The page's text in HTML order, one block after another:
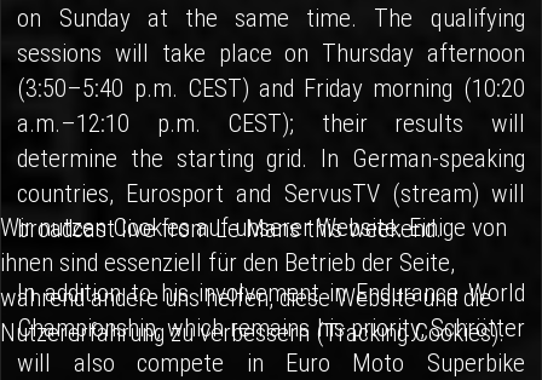
on Sunday at the same time. The qualifying
sessions will take place on Thursday afternoon
(3:50–5:40 p.m. CEST) and Friday morning (10:20
a.m.–12:10 p.m. CEST); their results will
determine the starting grid. In German-speaking
countries, Eurosport and ServusTV (stream) will
broadcast live from Le Mans this weekend.
In addition to his involvement in Endurance World
Championship, which remains his priority, Schrötter
will also compete in Euro Moto Superbike
Wir nutzen Cookies auf unserer Website. Einige von
ihnen sind essenziell für den Betrieb der Seite,
während andere uns helfen, diese Website und die
Nutzererfahrung zu verbessern (Tracking Cookies).